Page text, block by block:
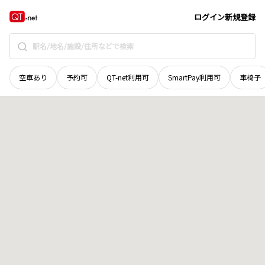
ログイン新規登録
空車あり 予約可 QT-net利用可 SmartPay利用可 車椅子
滋賀県